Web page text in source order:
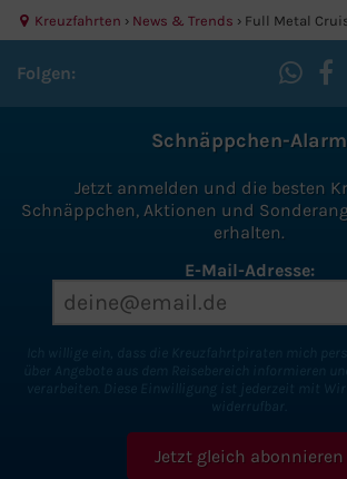
Kreuzfahrten › News & Trends › Full Metal
Folgen:
Schnäppchen-Alarm
Jetzt anmelden und die besten
Schnäppchen, Aktionen und
erhalten.
E-Mail-Adresse: